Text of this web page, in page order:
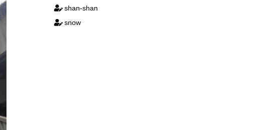
shan-shan
snow